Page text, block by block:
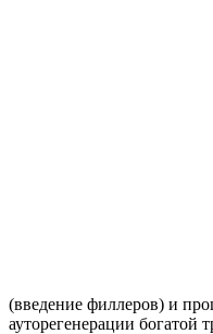
(введение филлеров) и
ауторегенерации